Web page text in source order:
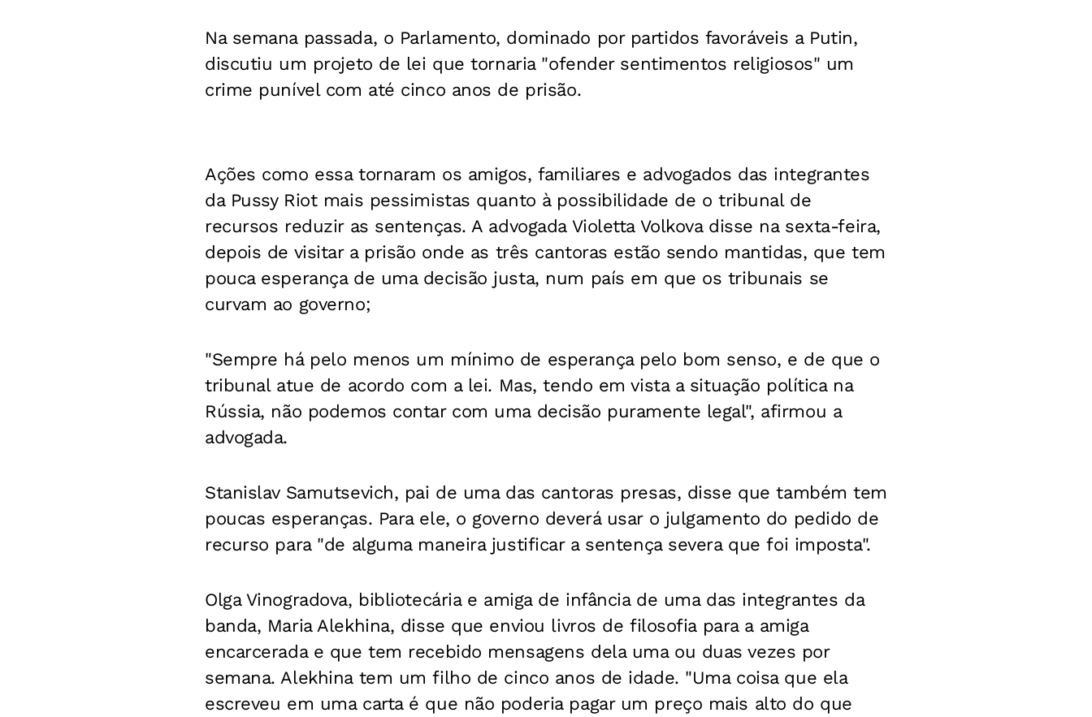
Na semana passada, o Parlamento, dominado por partidos favoráveis a Putin,
discutiu um projeto de lei que tornaria "ofender sentimentos religiosos" um
crime punível com até cinco anos de prisão.
Ações como essa tornaram os amigos, familiares e advogados das integrantes
da Pussy Riot mais pessimistas quanto à possibilidade de o tribunal de
recursos reduzir as sentenças. A advogada Violetta Volkova disse na sexta-feira,
depois de visitar a prisão onde as três cantoras estão sendo mantidas, que tem
pouca esperança de uma decisão justa, num país em que os tribunais se
curvam ao governo;
"Sempre há pelo menos um mínimo de esperança pelo bom senso, e de que o
tribunal atue de acordo com a lei. Mas, tendo em vista a situação política na
Rússia, não podemos contar com uma decisão puramente legal", afirmou a
advogada.
Stanislav Samutsevich, pai de uma das cantoras presas, disse que também tem
poucas esperanças. Para ele, o governo deverá usar o julgamento do pedido de
recurso para "de alguma maneira justificar a sentença severa que foi imposta".
Olga Vinogradova, bibliotecária e amiga de infância de uma das integrantes da
banda, Maria Alekhina, disse que enviou livros de filosofia para a amiga
encarcerada e que tem recebido mensagens dela uma ou duas vezes por
semana. Alekhina tem um filho de cinco anos de idade. "Uma coisa que ela
escreveu em uma carta é que não poderia pagar um preço mais alto do que